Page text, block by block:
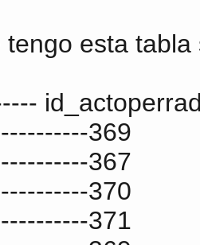
tengo esta
369
367
370
371